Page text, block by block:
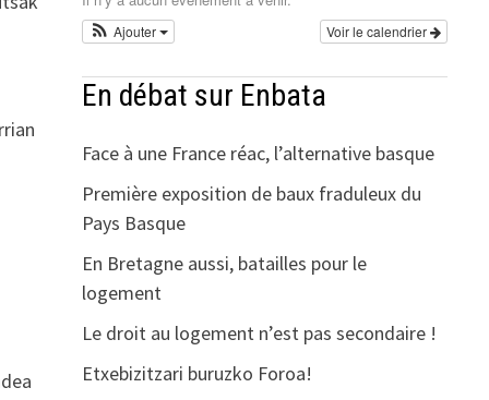
Voir le calendrier
Ajouter
En débat sur Enbata
Face à une France réac, l’alternative basque
Première exposition de baux fraduleux du
Pays Basque
En Bretagne aussi, batailles pour le
logement
Le droit au logement n’est pas secondaire !
Etxebizitzari buruzko Foroa!